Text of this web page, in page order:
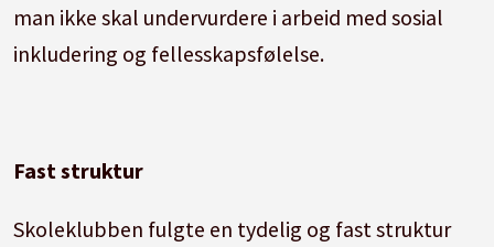
man ikke skal undervurdere i arbeid med sosial
inkludering og fellesskapsfølelse.
Fast struktur
Skoleklubben fulgte en tydelig og fast struktur